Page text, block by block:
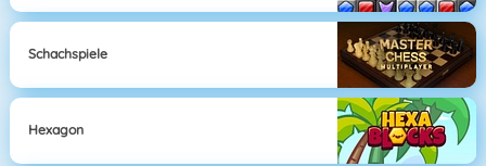
Schachspiele
Hexagon